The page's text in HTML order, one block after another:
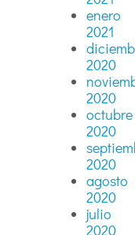
enero
2021
2020
2020
octubre
2020
2020
agosto
2020
julio
2020